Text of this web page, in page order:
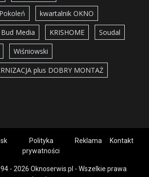
kwartalnik OKNO
Media KRISHOME Soudal
Wiśniowski
plus DOBRY MONTAŻ
Polityka
prywatności
Reklama Kontakt
- 2026 Oknoserwis.pl - Wszelkie prawa